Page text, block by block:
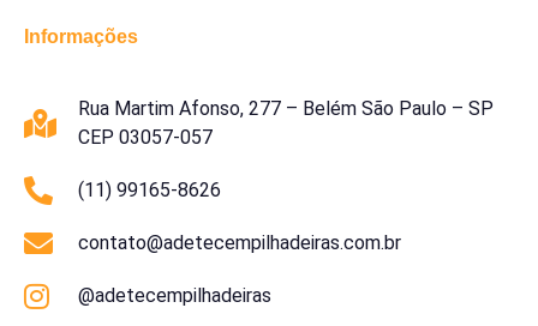
Informações
Rua Martim Afonso, 277 – Belém São Paulo – SP
CEP 03057-057
(11) 99165-8626
contato@adetecempilhadeiras.com.br
@adetecempilhadeiras